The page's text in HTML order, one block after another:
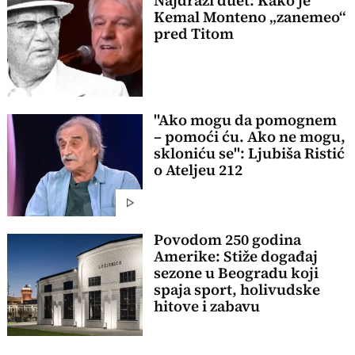
Kemal Monteno „zanemeo“
pred Titom
"Ako mogu da pomognem
– pomoći ću. Ako ne mogu,
skloniću se": Ljubiša Ristić
o Ateljeu 212
Povodom 250 godina
Amerike: Stiže događaj
sezone u Beogradu koji
spaja sport, holivudske
hitove i zabavu